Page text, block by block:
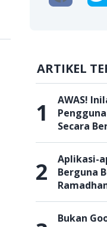
ARTIKEL
1
AWAS!
Secara
2
Aplikasi-
Berguna
Bukan